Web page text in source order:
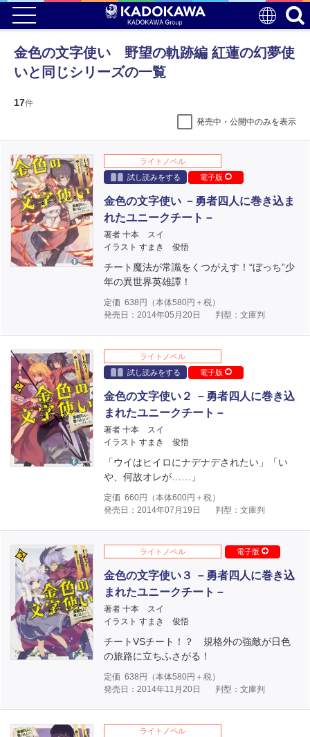
金色の文字使い 野望の軌跡編 紅蓮の幻夢使
いと同じシリーズの一覧
17件
発売中・公開中のみを表示
ライトノベル
試し読みをする
電子版
金色の文字使い －勇者四人に巻き込ま
れたユニークチート－
著者 十本 スイ
イラスト すまき 俊悟
チート魔法が常識をくつがえす！“ぼっち”少
年の異世界英雄譚！
定価 638 円（本体580円＋税）
発売日：2014年05月20日
判型：文庫判
ライトノベル
試し読みをする
電子版
金色の文字使い２ －勇者四人に巻き込
まれたユニークチート－
著者 十本 スイ
イラスト すまき 俊悟
「ウイはヒイロにナデナデされたい」「い
や、何故オレが……」
定価 660円（本体600円＋税）
発売日：2014年07月19日
判型：文庫判
ライトノベル 電子版
金色の文字使い３ －勇者四人に巻き込
まれたユニークチート－
著者 十本 スイ
イラスト すまき 俊悟
チートVSチート！？ 規格外の強敵が日色
の旅路に立ちふさがる！
定価 638 円（本体580円＋税）
発売日：2014年11月20日
判型：文庫判
ライトノベル